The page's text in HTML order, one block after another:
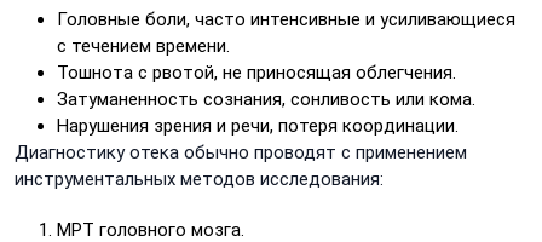
Головные боли, часто интенсивные и усиливающиеся
с течением времени.
Тошнота с рвотой, не приносящая облегчения.
Затуманенность сознания, сонливость или кома.
Нарушения зрения и речи, потеря координации.
Диагностику отека обычно проводят с применением
инструментальных методов исследования:
МРТ головного мозга.